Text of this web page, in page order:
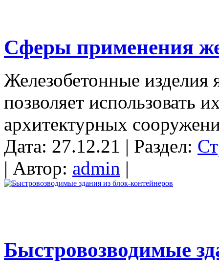
Сферы применения
Железобетонные изделия
позволяет использовать
архитектурных
Дата: 27.12.21 | Раздел:
| Автор: admin |
Быстровозводимые